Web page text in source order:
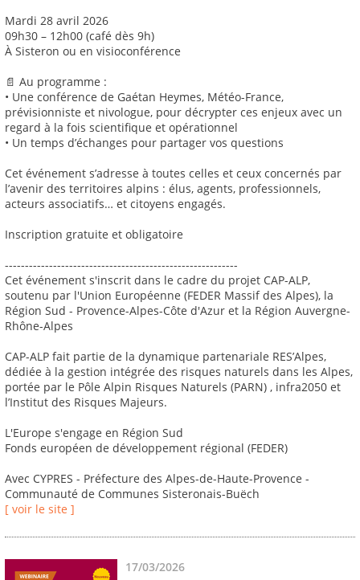
Mardi 28 avril 2026
09h30 – 12h00 (café dès 9h)
À Sisteron ou en visioconférence
📄 Au programme :
• Une conférence de Gaétan Heymes, Météo-France,
prévisionniste et nivologue, pour décrypter ces enjeux avec un
regard à la fois scientifique et opérationnel
• Un temps d’échanges pour partager vos questions
Cet événement s’adresse à toutes celles et ceux concernés par
l’avenir des territoires alpins : élus, agents, professionnels,
acteurs associatifs… et citoyens engagés.
Inscription gratuite et obligatoire
----------------------------------------------------------
Cet événement s'inscrit dans le cadre du projet CAP-ALP,
soutenu par l'Union Européenne (FEDER Massif des Alpes), la
Région Sud - Provence-Alpes-Côte d'Azur et la Région Auvergne-
Rhône-Alpes
CAP-ALP fait partie de la dynamique partenariale RES’Alpes,
dédiée à la gestion intégrée des risques naturels dans les Alpes,
portée par le Pôle Alpin Risques Naturels (PARN) , infra2050 et
l’Institut des Risques Majeurs.
L'Europe s'engage en Région Sud
Fonds européen de développement régional (FEDER)
Avec CYPRES - Préfecture des Alpes-de-Haute-Provence -
Communauté de Communes Sisteronais-Buëch
[ voir le site ]
17/03/2026